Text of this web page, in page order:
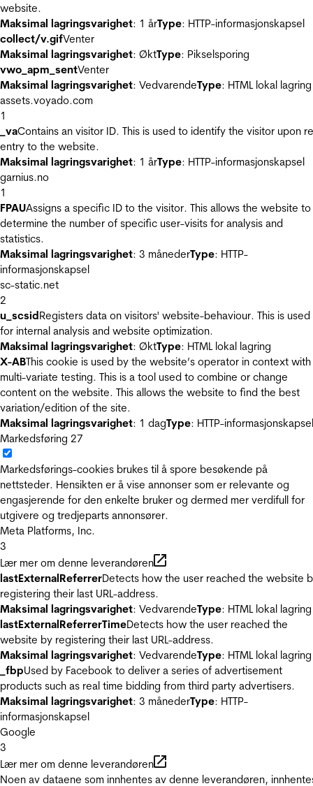
website.
Maksimal lagringsvarighet: 1 årType: HTTP-informasjonskapsel
collect/v.gifVenter
Maksimal lagringsvarighet: ØktType: Pikselsporing
vwo_apm_sentVenter
Maksimal lagringsvarighet: VedvarendeType: HTML lokal lagring
assets.voyado.com
1
_vaContains an visitor ID. This is used to identify the visitor upon
entry to the website.
Maksimal lagringsvarighet: 1 årType: HTTP-informasjonskapsel
garnius.no
1
FPAUAssigns a specific ID to the visitor. This allows the website to
determine the number of specific user-visits for analysis and
statistics.
Maksimal lagringsvarighet: 3 månederType: HTTP-
informasjonskapsel
sc-static.net
2
u_scsidRegisters data on visitors' website-behaviour. This is used
for internal analysis and website optimization.
Maksimal lagringsvarighet: ØktType: HTML lokal lagring
X-ABThis cookie is used by the website’s operator in context with
multi-variate testing. This is a tool used to combine or change
content on the website. This allows the website to find the best
variation/edition of the site.
Maksimal lagringsvarighet: 1 dagType: HTTP-informasjonskapsel
Markedsføring 27
Markedsførings-cookies brukes til å spore besøkende på
nettsteder. Hensikten er å vise annonser som er relevante og
engasjerende for den enkelte bruker og dermed mer verdifull for
utgivere og tredjeparts annonsører.
Meta Platforms, Inc.
3
Lær mer om denne leverandøren
lastExternalReferrerDetects how the user reached the website
registering their last URL-address.
Maksimal lagringsvarighet: VedvarendeType: HTML lokal lagring
lastExternalReferrerTimeDetects how the user reached the
website by registering their last URL-address.
Maksimal lagringsvarighet: VedvarendeType: HTML lokal lagring
_fbpUsed by Facebook to deliver a series of advertisement
products such as real time bidding from third party advertisers.
Maksimal lagringsvarighet: 3 månederType: HTTP-
informasjonskapsel
Google
3
Lær mer om denne leverandøren
Noen av dataene som innhentes av denne leverandøren,